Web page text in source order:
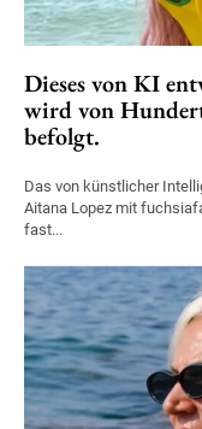
Dieses von KI
wird von
befolgt.
Das von künstlicher
Aitana Lopez mit
fast...